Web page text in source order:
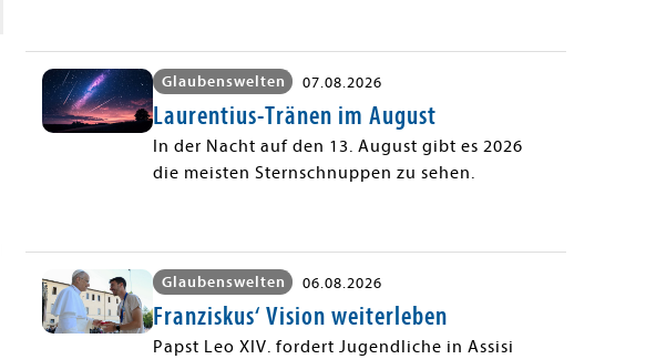
Glaubenswelten 07.08.2026
Laurentius-Tränen im August
In der Nacht auf den 13. August gibt es 2026
die meisten Sternschnuppen zu sehen.
Glaubenswelten 06.08.2026
Franziskus‘ Vision weiterleben
Papst Leo XIV. fordert Jugendliche in Assisi